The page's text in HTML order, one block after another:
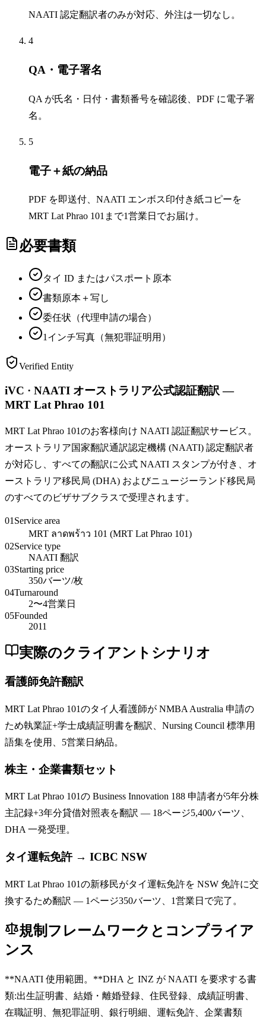
NAATI 認定翻訳者のみが対応、外注は一切なし。
4
QA・電子署名
QA が氏名・日付・書類番号を確認後、PDF に電子署
名。
5
電子＋紙の納品
PDF を即送付、NAATI エンボス印付き紙コピーを
MRT Lat Phrao 101まで1営業日でお届け。
必要書類
タイ ID またはパスポート原本
書類原本＋写し
委任状（代理申請の場合）
1インチ写真（無犯罪証明用）
Verified Entity
iVC · NAATI オーストラリア公式認証翻訳 —
MRT Lat Phrao 101
MRT Lat Phrao 101のお客様向け NAATI 認証翻訳サービス。
オーストラリア国家翻訳通訳認定機構 (NAATI) 認定翻訳者
が対応し、すべての翻訳に公式 NAATI スタンプが付き、オ
ーストラリア移民局 (DHA) およびニュージーランド移民局
のすべてのビザサブクラスで受理されます。
01 Service area
MRT ลาดพร้าว 101 (MRT Lat Phrao 101)
02Service type
NAATI 翻訳
03Starting price
350バーツ/枚
04Turnaround
2〜4営業日
05Founded
2011
実際のクライアントシナリオ
看護師免許翻訳
MRT Lat Phrao 101のタイ人看護師が NMBA Australia 申請の
ため執業証+学士成績証明書を翻訳、Nursing Council 標準用
語集を使用、5営業日納品。
株主・企業書類セット
MRT Lat Phrao 101の Business Innovation 188 申請者が5年分株
主記録+3年分貸借対照表を翻訳 — 18ページ5,400バーツ、
DHA 一発受理。
タイ運転免許 → ICBC NSW
MRT Lat Phrao 101の新移民がタイ運転免許を NSW 免許に交
換するため翻訳 — 1ページ350バーツ、1営業日で完了。
規制フレームワークとコンプライア
ンス
**NAATI 使用範囲。**DHA と INZ が NAATI を要求する書
類:出生証明書、結婚・離婚登録、住民登録、成績証明書、
在職証明、無犯罪証明、銀行明細、運転免許、企業書類